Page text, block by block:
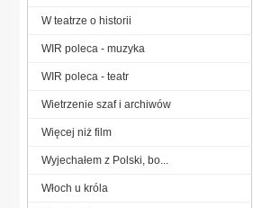
W teatrze o historii
WIR poleca - muzyka
WIR poleca - teatr
Wietrzenie szaf i archiwów
Więcej niż film
Wyjechałem z Polski, bo...
Włoch u króla